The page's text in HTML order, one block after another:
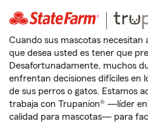
Cuando sus mascotas necesitan
que desea usted es tener que
Desafortunadamente, muchos
enfrentan decisiones difíciles en
de sus perros o gatos. Estamos
trabaja con Trupanion® —líder
calidad para mascotas— para